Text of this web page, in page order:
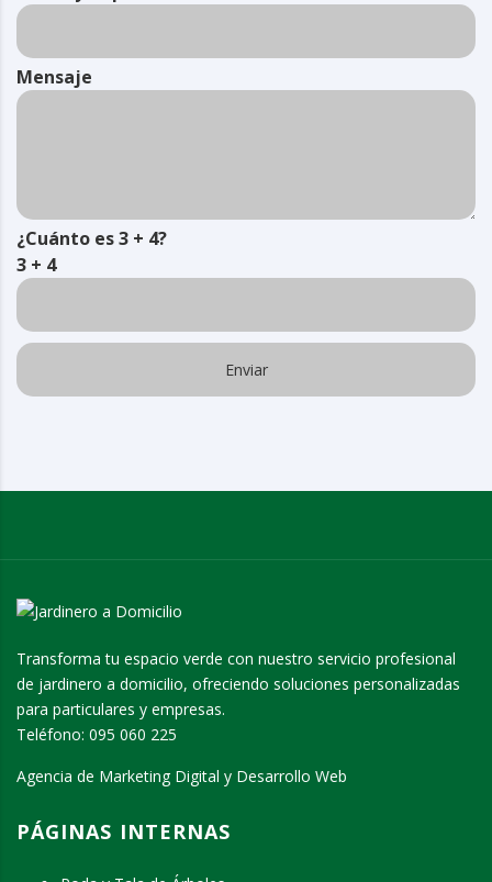
Mensaje
¿Cuánto es 3 + 4?
3 + 4
Transforma tu espacio verde con nuestro servicio profesional
de jardinero a domicilio, ofreciendo soluciones personalizadas
para particulares y empresas.
Teléfono: 095 060 225
Agencia de Marketing Digital y Desarrollo Web
PÁGINAS INTERNAS